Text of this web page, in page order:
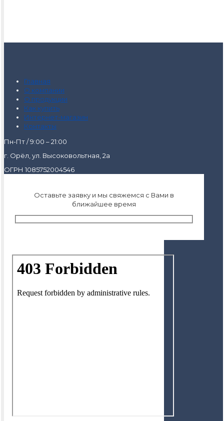
Главная
О компании
О продукции
Как купить
Интернет-магазин
Контакты
Пн-Пт / 9:00 – 21:00
г. Орёл, ул. Высоковольтная, 2а
ОГРН 1085752004546
Оставьте заявку и мы свяжемся с Вами в
ближайшее время